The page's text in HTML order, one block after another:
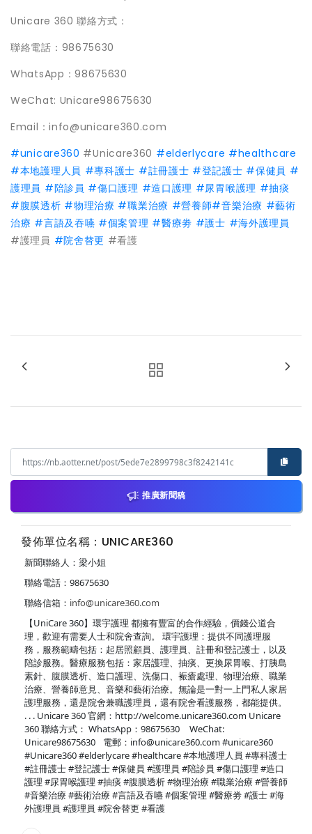
Unicare 360 聯絡方式：
聯絡電話：98675630
WhatsApp：98675630
WeChat: Unicare98675630
Email：info@unicare360.com
#unicare360 #Unicare360 #elderlycare #healthcare
#本地護理人員 #專科護士 #註冊護士 #登記護士 #保健員 #
護理員 #陪診員 #傷口護理 #造口護理 #尿胃喉護理 #抽痰
#腹膜透析 #物理治療 #職業治療 #營養師#音樂治療 #藝術
治療 #言語及吞嚥 #個案管理 #醫療劵 #護士 #海外護理員
#護理員 #院舍替更 #看護
推廣新聞稿
發佈單位名稱：UNICARE360
新聞聯絡人：梁小姐
聯絡電話：98675630
聯絡信箱： info@unicare360.com
【UniCare 360】環宇護理 都擁有豐富的合作經驗，價錢公道合
理，歡迎有需要人士和院舍查詢。 環宇護理：提供不同護理服
務，服務範疇包括：起居照顧員、護理員、註冊和登記護士，以及
陪診服務。醫療服務包括：家居護理、抽痰、更換尿胃喉、打胰島
素針、腹膜透析、造口護理、洗傷口、裖瘡處理、物理治療、職業
治療、營養師意見、音樂和藝術治療。無論是一對一上門私人家居
護理服務，還是院舍兼職護理員，還有院舍看護服務，都能提供。
. . . Unicare 360 官網：http://welcome.unicare360.com Unicare
360 聯絡方式： WhatsApp：98675630 WeChat:
Unicare98675630 電郵：info@unicare360.com #unicare360
#Unicare360 #elderlycare #healthcare #本地護理人員 #專科護士
#註冊護士 #登記護士 #保健員 #護理員 #陪診員 #傷口護理 #造口
護理 #尿胃喉護理 #抽痰 #腹膜透析 #物理治療 #職業治療 #營養師
#音樂治療 #藝術治療 #言語及吞嚥 #個案管理 #醫療劵 #護士 #海
外護理員 #護理員 #院舍替更 #看護